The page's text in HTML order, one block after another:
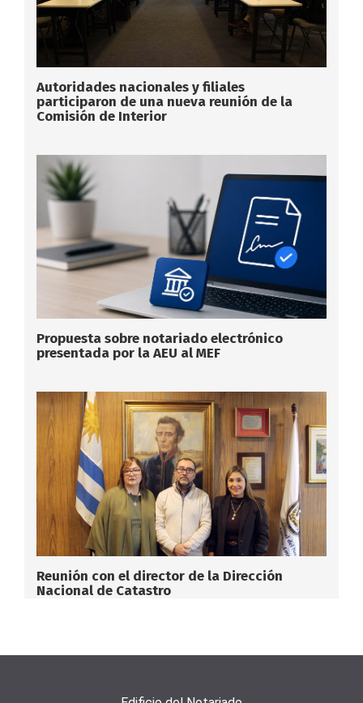
Autoridades nacionales y filiales
participaron de una nueva reunión de la
Comisión de Interior
Propuesta sobre notariado electrónico
presentada por la AEU al MEF
Reunión con el director de la Dirección
Nacional de Catastro